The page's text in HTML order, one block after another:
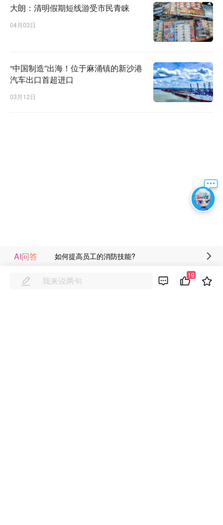
AI问答 如何提高员工的消防技能?
大朗：清明假期短线游受市民青睐
04月03日
“中国制造”出海！位于麻涌镇的新沙港
汽车出口首超进口
03月12日
19